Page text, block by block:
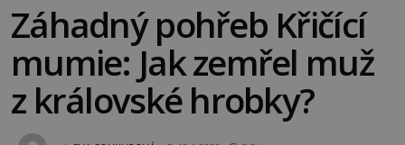
Záhadný pohřeb Křičící
mumie: Jak zemřel muž
z královské hrobky?